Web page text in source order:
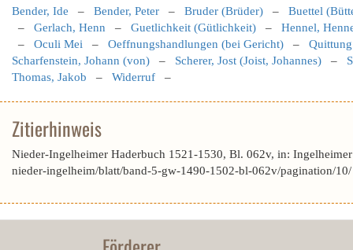
Bender, Ide – Bender, Peter – Bruder (Brüder) – Buettel
– Gerlach, Henn – Guetlichkeit (Gütlichkeit) – Hennel,
– Oculi Mei – Oeffnungshandlungen (bei Gericht) –
Scharfenstein, Johann (von) – Scherer, Jost (Joist, Johannes) –
Thomas, Jakob – Widerruf –
Zitierhinweis
Nieder-Ingelheimer Haderbuch 1521-1530, Bl. 062v, in:
nieder-ingelheim/blatt/band-5-gw-1490-1502-bl-062v/pagination/